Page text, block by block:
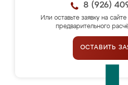
8 (926)
Или оставьте заявку на
предварительного
ОСТАВИТЬ